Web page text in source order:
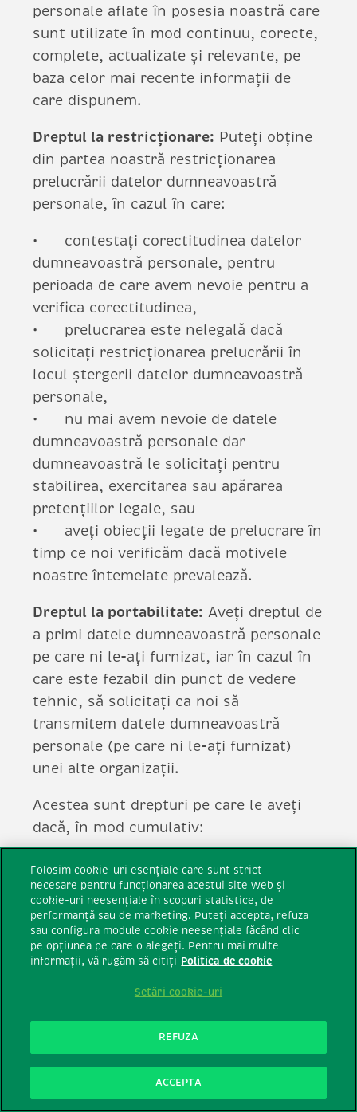
personale aflate în posesia noastră care
sunt utilizate în mod continuu, corecte,
complete, actualizate și relevante, pe
baza celor mai recente informații de
care dispunem.
Dreptul la restricționare: Puteți obține
din partea noastră restricționarea
prelucrării datelor dumneavoastră
personale, în cazul în care:
contestați corectitudinea datelor
dumneavoastră personale, pentru
perioada de care avem nevoie pentru a
verifica corectitudinea,
prelucrarea este nelegală dacă
solicitați restricționarea prelucrării în
locul ștergerii datelor dumneavoastră
personale,
nu mai avem nevoie de datele
dumneavoastră personale dar
dumneavoastră le solicitați pentru
stabilirea, exercitarea sau apărarea
pretențiilor legale, sau
aveți obiecții legate de prelucrare în
timp ce noi verificăm dacă motivele
noastre întemeiate prevalează.
Dreptul la portabilitate: Aveți dreptul de
a primi datele dumneavoastră personale
pe care ni le-ați furnizat, iar în cazul în
care este fezabil din punct de vedere
tehnic, să solicitați ca noi să
transmitem datele dumneavoastră
personale (pe care ni le-ați furnizat)
unei alte organizații.
Acestea sunt drepturi pe care le aveți
dacă, în mod cumulativ:
Vă prelucrăm datele personale cu
mijloace automate,
Ne bazăm, în prelucrarea datelor
dumneavoastră personale, pe
consimțământul dumneavoastră sau
dumneavoastră personale este necesară
pentru încheierea sau executarea unui
contract la care sunteți parte;
transmiterea datelor
dumneavoastră personale nu are un
Folosim cookie-uri esențiale care sunt strict
necesare pentru funcționarea acestui site web și
cookie-uri neesențiale în scopuri statistice, de
performanță sau de marketing. Puteți accepta, refuza
sau configura module cookie neesențiale făcând clic
pe opțiunea pe care o alegeți. Pentru mai multe
informații, vă rugăm să citiți Politica de cookie
Setări cookie-uri
REFUZA
ACCEPTA